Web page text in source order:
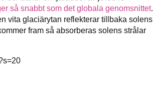
så snabbt som det globala genomsnittet.
vita glaciärytan reflekterar tillbaka solens
fram så absorberas solens strålar